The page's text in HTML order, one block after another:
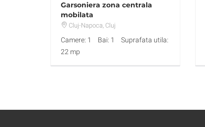
Garsoniera zona centrala
mobilata
Cluj-Napoca, Cluj
Camere: 1 Bai: 1
Suprafata utila:
22 mp